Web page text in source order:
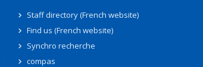
Staff directory (French website)
Find us (French website)
Synchro recherche
compas